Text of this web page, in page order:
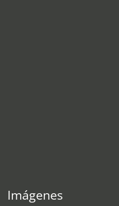
Imágenes